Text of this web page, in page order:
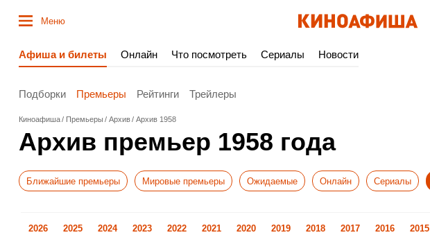
Меню
Афиша и билеты Онлайн Что посмотреть Сериалы Новости
Подборки Премьеры Рейтинги Трейлеры
Киноафиша Премьеры Архив Архив 1958
Архив премьер 1958 года
Ближайшие премьеры Мировые премьеры Ожидаемые Онлайн Сериалы
2026 2025 2024 2023 2022 2021 2020 2019 2018 2017 2016 2015